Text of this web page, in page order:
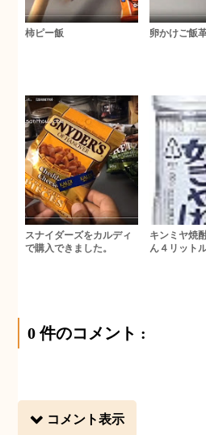
柿ピー飯 卵かけご飯
スナイダーズをカルディ
で購入できました。
キンミヤ焼
ん４リット
0 件のコメント :
コメント表示